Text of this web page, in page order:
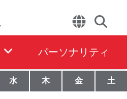
パーソナリティ
水 木 金 土